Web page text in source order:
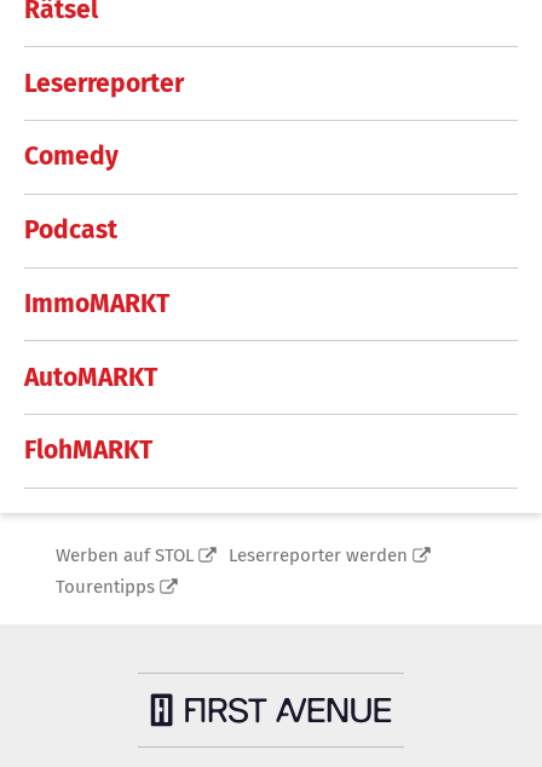
Rätsel
Leserreporter
Comedy
Podcast
ImmoMARKT
AutoMARKT
FlohMARKT
Werben auf STOL
Leserreporter werden
Tourentipps